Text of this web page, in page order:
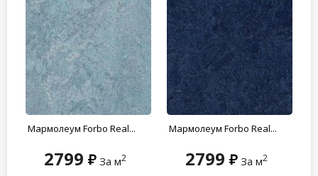
Мармолеум Forbo Real...
2799 За м2
Мармолеум Forbo Real...
2799 За м2